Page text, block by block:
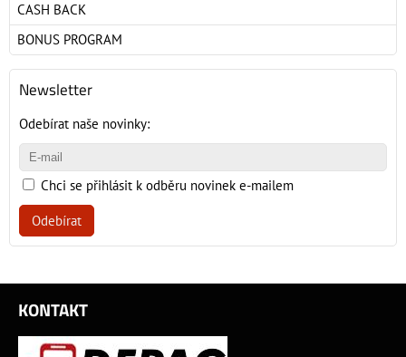
CASH BACK
BONUS PROGRAM
Newsletter
Odebírat naše novinky:
Chci se přihlásit k odběru novinek e-mailem
Odebírat
KONTAKT